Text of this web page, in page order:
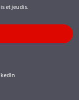
et jeudis.